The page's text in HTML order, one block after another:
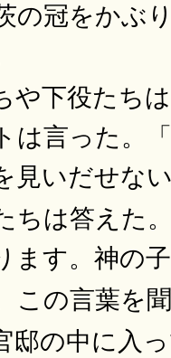
の冠をかぶ
や下役たち
は言った。
見いだせない
ちは答えた
ます。神の
この言葉を
邸の中に入